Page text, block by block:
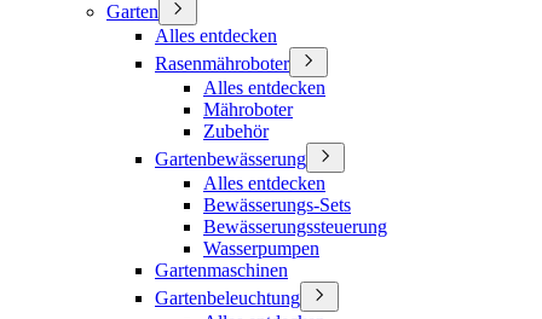
Garten
Alles entdecken
Rasenmähroboter
Alles entdecken
Mähroboter
Zubehör
Gartenbewässerung
Alles entdecken
Bewässerungs-Sets
Bewässerungssteuerung
Wasserpumpen
Gartenmaschinen
Gartenbeleuchtung